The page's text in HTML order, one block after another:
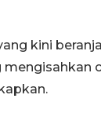
kini
mengisahkan